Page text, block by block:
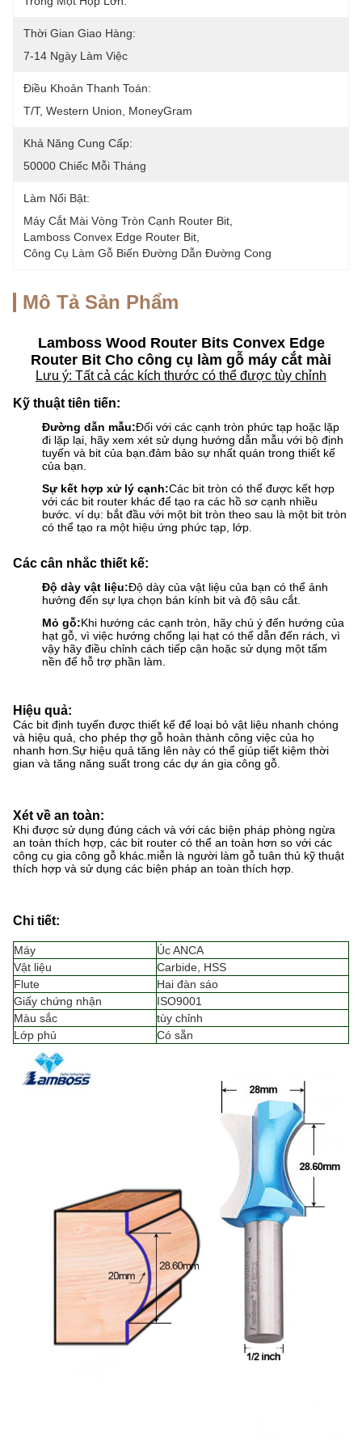
Thời Gian Giao Hàng:
7-14 Ngày Làm Việc
Điều Khoản Thanh Toán:
T/T, Western Union, MoneyGram
Khả Năng Cung Cấp:
50000 Chiếc Mỗi Tháng
Làm Nổi Bật:
Máy Cắt Mài Vòng Tròn Cạnh Router Bit
Lamboss Convex Edge Router Bit
Công Cụ Làm Gỗ Biến Đường Dẫn Đường Cong
Mô Tả Sản Phẩm
Lamboss Wood Router Bits Convex Edge
Router Bit Cho công cụ làm gỗ máy cắt mài
Lưu ý: Tất cả các kích thước có thể được tùy chỉnh
Kỹ thuật tiên tiến:
Đường dẫn mẫu:Đối với các cạnh tròn phức tạp hoặc lặp
đi lặp lại, hãy xem xét sử dụng hướng dẫn mẫu với bộ định
tuyến và bit của bạn.đảm bảo sự nhất quán trong thiết kế
của bạn.
Sự kết hợp xử lý cạnh:Các bit tròn có thể được kết hợp
với các bit router khác để tạo ra các hồ sơ cạnh nhiều
bước. ví dụ: bắt đầu với một bit tròn theo sau là một bit tròn
có thể tạo ra một hiệu ứng phức tạp, lớp.
Các cân nhắc thiết kế:
Độ dày vật liệu:Độ dày của vật liệu của bạn có thể ảnh
hưởng đến sự lựa chọn bán kính bit và độ sâu cắt.
Mỏ gỗ:Khi hướng các cạnh tròn, hãy chú ý đến hướng của
hạt gỗ, vì việc hướng chống lại hạt có thể dẫn đến rách, vì
vậy hãy điều chỉnh cách tiếp cận hoặc sử dụng một tấm
nền để hỗ trợ phần làm.
Hiệu quả:
Các bit định tuyến được thiết kế để loại bỏ vật liệu nhanh chóng
và hiệu quả, cho phép thợ gỗ hoàn thành công việc của họ
nhanh hơn.Sự hiệu quả tăng lên này có thể giúp tiết kiệm thời
gian và tăng năng suất trong các dự án gia công gỗ.
Xét về an toàn:
Khi được sử dụng đúng cách và với các biện pháp phòng ngừa
an toàn thích hợp, các bit router có thể an toàn hơn so với các
công cụ gia công gỗ khác.miễn là người làm gỗ tuân thủ kỹ thuật
thích hợp và sử dụng các biện pháp an toàn thích hợp.
Chi tiết:
Máy
Úc ANCA
Vật liệu
Carbide, HSS
Flute
Hai đàn sáo
Giấy chứng nhận
ISO9001
Màu sắc
tùy chỉnh
Lớp phủ
Có sẵn